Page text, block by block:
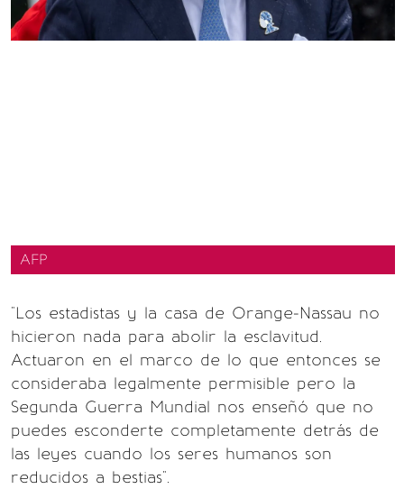
AFP
"Los estadistas y la casa de Orange-Nassau no
hicieron nada para abolir la esclavitud.
Actuaron en el marco de lo que entonces se
consideraba legalmente permisible pero la
Segunda Guerra Mundial nos enseñó que no
puedes esconderte completamente detrás de
las leyes cuando los seres humanos son
reducidos a bestias".